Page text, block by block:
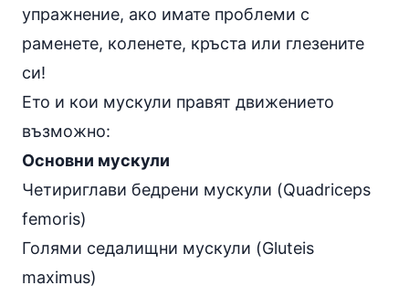
упражнение, ако имате проблеми с
раменете, коленете, кръста или глезените
си!
Ето и кои мускули правят движението
възможно:
Основни мускули
Четириглави бедрени мускули (Quadriceps
femoris)
Голями седалищни мускули (Gluteis
maximus)